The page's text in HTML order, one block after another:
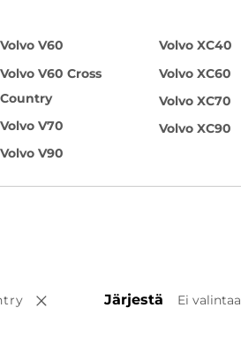
Volvo V60
Volvo V60 Cross
Country
Volvo V70
Volvo V90
Volvo XC40
Volvo XC60
Volvo XC70
Volvo XC90
Poista valinta
Järjestä Ei valintaa